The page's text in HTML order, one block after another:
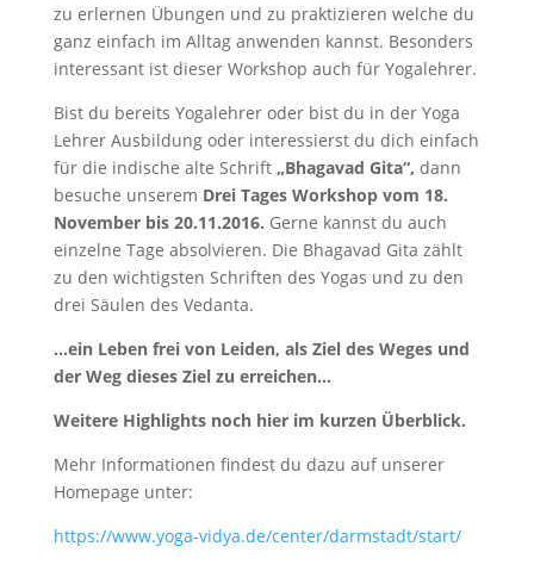
zu erlernen Übungen und zu praktizieren welche du
ganz einfach im Alltag anwenden kannst. Besonders
interessant ist dieser Workshop auch für Yogalehrer.
Bist du bereits Yogalehrer oder bist du in der Yoga
Lehrer Ausbildung oder interessierst du dich einfach
für die indische alte Schrift „Bhagavad Gita“, dann
besuche unserem Drei Tages Workshop vom 18.
November bis 20.11.2016. Gerne kannst du auch
einzelne Tage absolvieren. Die Bhagavad Gita zählt
zu den wichtigsten Schriften des Yogas und zu den
drei Säulen des Vedanta.
…ein Leben frei von Leiden, als Ziel des Weges und
der Weg dieses Ziel zu erreichen…
Weitere Highlights noch hier im kurzen Überblick.
Mehr Informationen findest du dazu auf unserer
Homepage unter:
https://www.yoga-vidya.de/center/darmstadt/start/